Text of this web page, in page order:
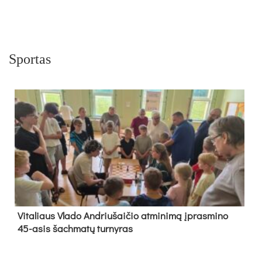
Sportas
Vi­ta­liaus Vla­do And­riu­šai­čio at­mi­ni­mą įpras­mi­no
45-asis šach­ma­tų tur­ny­ras